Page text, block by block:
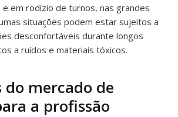
em rodízio de turnos, nas grandes
situações podem estar sujeitos a
desconfortáveis durante longos
a ruídos e materiais tóxicos.
do mercado de
a profissão